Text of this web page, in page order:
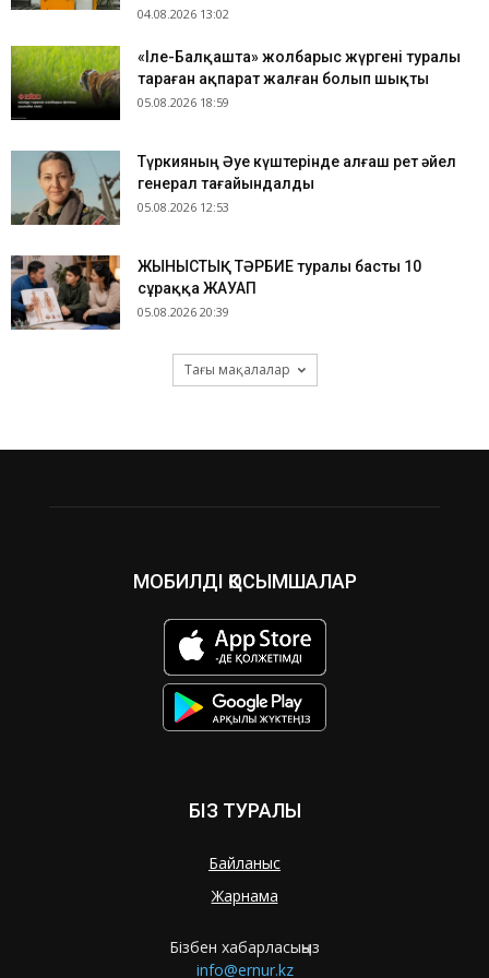
04.08.2026 13:02
«Іле-Балқашта» жолбарыс жүргені туралы
тараған ақпарат жалған болып шықты
05.08.2026 18:59
Түркияның Әуе күштерінде алғаш рет әйел
генерал тағайындалды
05.08.2026 12:53
ЖЫНЫСТЫҚ ТӘРБИЕ туралы басты 10
сұраққа ЖАУАП
05.08.2026 20:39
Тағы мақалалар
МОБИЛДІ ҚОСЫМШАЛАР
БІЗ ТУРАЛЫ
Байланыс
Жарнама
Бізбен хабарласыңыз
info@ernur.kz